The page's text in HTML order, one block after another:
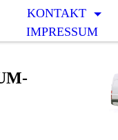
KONTAKT
IMPRESSUM